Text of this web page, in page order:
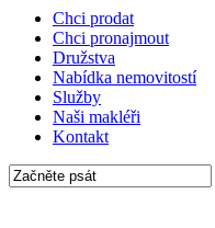
Menu
Chci prodat
Chci pronajmout
Družstva
Nabídka nemovitostí
Služby
Naši makléři
Kontakt